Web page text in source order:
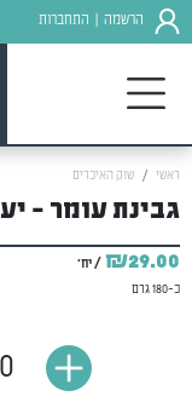
הרשמה התחברות
ראשי שוק האיכרים
גבינת עומר -
₪29.00 / יח'
כ-180 גרם
0